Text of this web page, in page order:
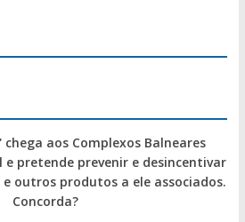
chega aos Complexos Balneares
e pretende prevenir e desincentivar
outros produtos a ele associados.
Concorda?